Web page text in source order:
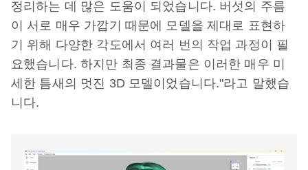
정리하는 데 많은 도움이 되었습니다. 버섯의 주름
이 서로 매우 가깝기 때문에 모델을 제대로 표현하
기 위해 다양한 각도에서 여러 번의 작업 과정이 필
요했습니다. 하지만 최종 결과물은 이러한 매우 미
세한 틈새의 멋진 3D 모델이었습니다."라고 말했습
니다.